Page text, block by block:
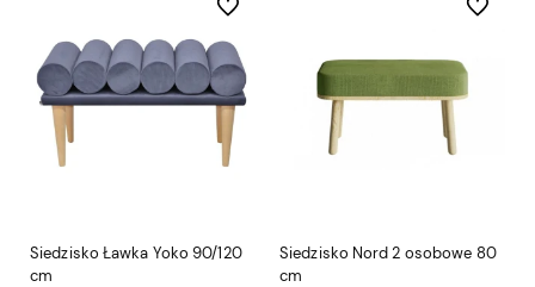
Siedzisko Ławka Yoko 90/120
cm
Do ulubionych
Siedzisko Nord 2 osobowe 80
cm
Do